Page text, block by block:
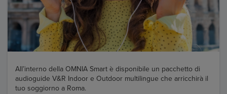
All’interno della OMNIA Smart è disponibile un pacchetto di
audioguide V&R Indoor e Outdoor multilingue che arricchirà il
tuo soggiorno a Roma.